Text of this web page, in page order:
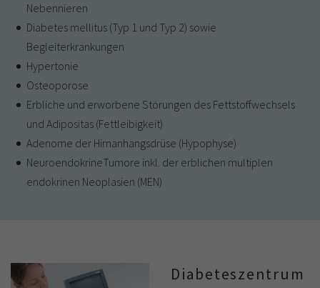
Nebennieren
Diabetes mellitus (Typ 1 und Typ 2) sowie
Begleiterkrankungen
Hypertonie
Osteoporose
Erbliche und erworbene Störungen des Fettstoffwechsels
und Adipositas (Fettleibigkeit)
Adenome der Hirnanhangsdrüse (Hypophyse)
NeuroendokrineTumore inkl. der erblichen multiplen
endokrinen Neoplasien (MEN)
Diabeteszentrum